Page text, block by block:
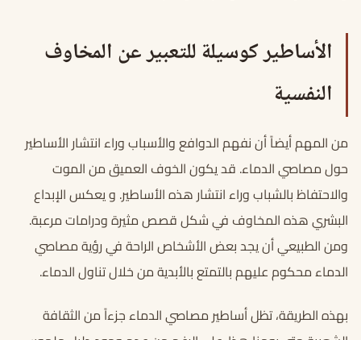
الأساطير كوسيلة للتعبير عن المخاوف
النفسية
من المهم أيضاً أن نفهم الدوافع والأسباب وراء انتشار الأساطير
حول مصاصي الدماء. قد يكون الخوف العميق من الموت
والاحتفاظ بالشباب وراء انتشار هذه الأساطير. و يعكس الإبداع
البشري هذه المخاوف في شكل قصص مثيرة ودرامات مرعبة.
ومن الطبيعي أن يجد بعض الأشخاص الراحة في رؤية مصاصي
الدماء محكوم عليهم بالتمتع بالأبدية من خلال تناول الدماء.
بهذه الطريقة، تظل أساطير مصاصي الدماء جزءاً من الثقافة